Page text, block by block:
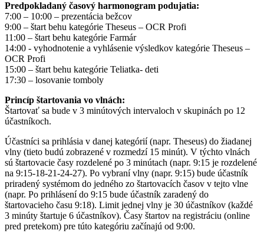
Predpokladaný časový harmonogram podujatia:
7:00 – 10:00 – prezentácia bežcov
9:00 – štart behu kategórie Theseus – OCR Profi
11:00 – štart behu kategórie Farmár
14:00 - vyhodnotenie a vyhlásenie výsledkov kategórie Theseus –
OCR Profi
15:00 – štart behu kategórie Teliatka- deti
17:30 – losovanie tomboly
Princíp štartovania vo vlnách:
Štartovať sa bude v 3 minútových intervaloch v skupinách po 12
účastníkoch.
Účastníci sa prihlásia v danej kategórií (napr. Theseus) do žiadanej
vlny (tieto budú zobrazené v rozmedzí 15 minút). V týchto vlnách
sú štartovacie časy rozdelené po 3 minútach (napr. 9:15 je rozdelené
na 9:15-18-21-24-27). Po vybraní vlny (napr. 9:15) bude účastník
priradený systémom do jedného zo štartovacích časov v tejto vlne
(napr. Po prihlásení do 9:15 bude účastník zaradený do
štartovacieho času 9:18). Limit jednej vlny je 30 účastníkov (každé
3 minúty štartuje 6 účastníkov). Časy štartov na registráciu (online
pred pretekom) pre túto kategóriu začínajú od 9:00.